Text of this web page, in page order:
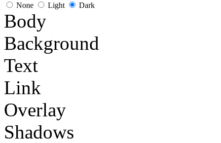
None Light Dark
Body
Background
Text
Link
Overlay
Shadows